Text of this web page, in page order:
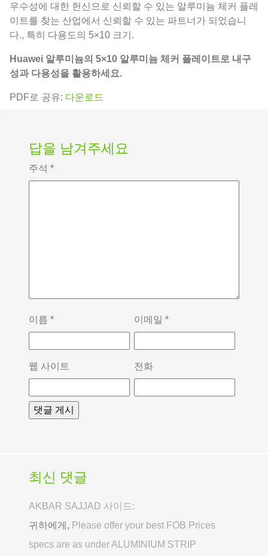
우수성에 대한 헌신으로 신뢰할 수 있는 알루미늄 체커 플레
이트를 찾는 산업에서 신뢰할 수 있는 파트너가 되었습니
다., 특히 다용도의 5×10 크기.
Huawei 알루미늄의 5×10 알루미늄 체커 플레이트로 내구
성과 다용성을 활용하세요.
PDF로 공유: 다운로드
답을 남겨주세요
주석 *
이름 * 이메일 *
웹 사이트 전화
최신 댓글
AKBAR SAJJAD 사이드:
귀하에게, Please offer your best FOB Prices
specs are as under ALUMINIUM STRIP